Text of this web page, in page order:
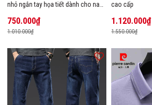
nhỏ ngắn tay họa tiết dành cho nam
750.000₫
1.010.000₫
cao cấp
1.120.000₫
1.550.000₫